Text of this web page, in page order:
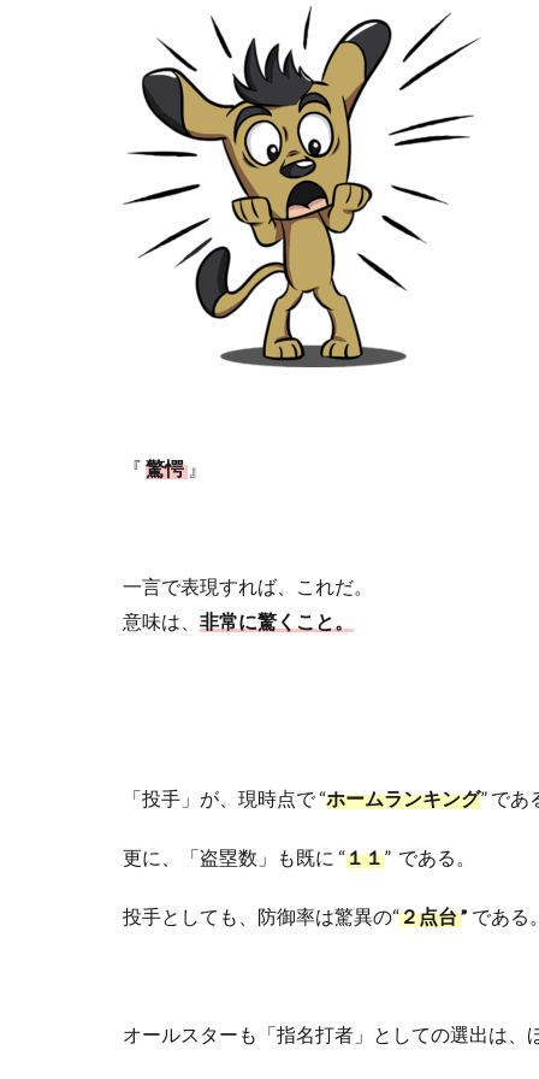
『 驚愕 』
一言で表現すれば、これだ。
意味は、 非常に驚くこと。
「投手」が、現時点で“ホームランキング” であ
更に、「盗塁数」も既に “１１” である。
投手としても、防御率は驚異の“２点台” である
オールスターも「指名打者」としての選出は、